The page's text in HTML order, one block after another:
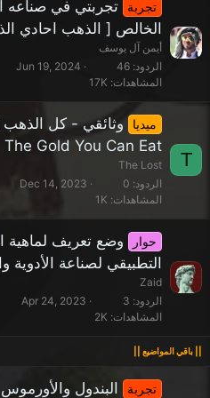
تجربة
تجربتي في
الخالص [ الذهب احادي
أيمن آل يوسف
الردود 46
المشاهدات 17K
Jun 19, 2024
T
ميديا
The Gold You Can Eat
The Lost
الردود 0
المشاهدات 1K
Dec 14, 2023
حوار
وضع تعريف لماهية
التطبيقي لصناعة الأدوية
Zaid
الردود 3
المشاهدات 2K
Apr 24, 2023
تجربة البندول